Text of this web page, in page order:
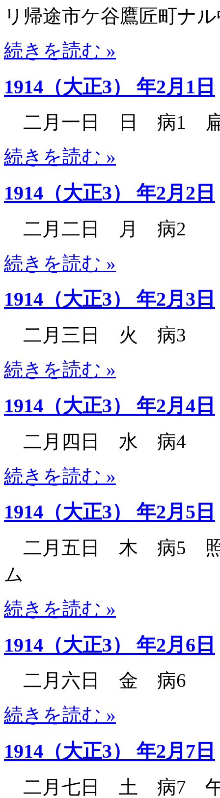
リ帰途市ケ谷鷹匠町ナ
続きを読む »
1914（大正3） 年2月1日
二月一日 日 病1 扁
続きを読む »
1914（大正3） 年2月2日
二月二日 月 病2
続きを読む »
1914（大正3） 年2月3日
二月三日 火 病3
続きを読む »
1914（大正3） 年2月4日
二月四日 水 病4
続きを読む »
1914（大正3） 年2月5日
二月五日 木 病5 照
ム
続きを読む »
1914（大正3） 年2月6日
二月六日 金 病6
続きを読む »
1914（大正3） 年2月7日
二月七日 土 病7 午